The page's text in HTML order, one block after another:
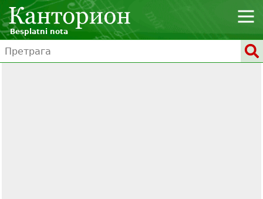
Besplatni nota